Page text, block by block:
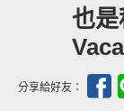
也
分享給好友：